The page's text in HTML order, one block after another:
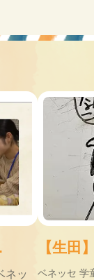
ネッ
【生田
ベネッセ 学